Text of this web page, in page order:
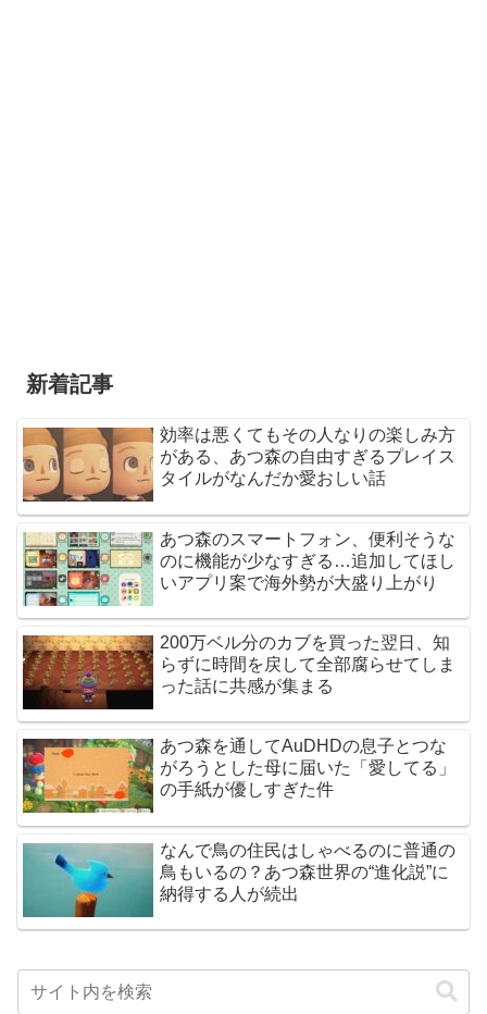
新着記事
効率は悪くてもその人なりの楽しみ方
がある、あつ森の自由すぎるプレイス
タイルがなんだか愛おしい話
あつ森のスマートフォン、便利そうな
のに機能が少なすぎる…追加してほし
いアプリ案で海外勢が大盛り上がり
200万ベル分のカブを買った翌日、知
らずに時間を戻して全部腐らせてしま
った話に共感が集まる
あつ森を通してAuDHDの息子とつな
がろうとした母に届いた「愛してる」
の手紙が優しすぎた件
なんで鳥の住民はしゃべるのに普通の
鳥もいるの？あつ森世界の“進化説”に
納得する人が続出